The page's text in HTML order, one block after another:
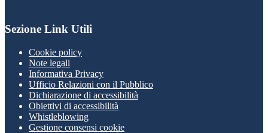
Sezione Link Utili
Cookie policy
Note legali
Informativa Privacy
Ufficio Relazioni con il Pubblico
Dichiarazione di accessibilità
Obiettivi di accessibilità
Whistleblowing
Gestione consensi cookie